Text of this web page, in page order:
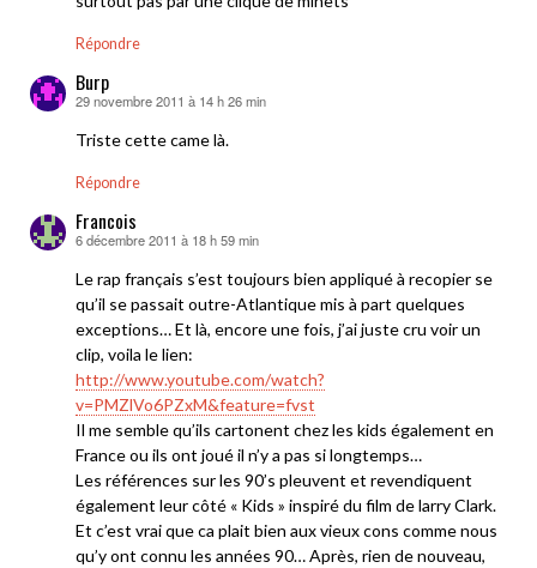
Répondre
Burp
dit :
29 novembre 2011 à 14 h 26 min
Triste cette came là.
Répondre
Francois
dit :
6 décembre 2011 à 18 h 59 min
Le rap français s’est toujours bien appliqué à recopier se
qu’il se passait outre-Atlantique mis à part quelques
exceptions… Et là, encore une fois, j’ai juste cru voir un
clip, voila le lien:
http://www.youtube.com/watch?
v=PMZlVo6PZxM&feature=fvst
Il me semble qu’ils cartonent chez les kids également en
France ou ils ont joué il n’y a pas si longtemps…
Les références sur les 90’s pleuvent et revendiquent
également leur côté « Kids » inspiré du film de larry Clark.
Et c’est vrai que ca plait bien aux vieux cons comme nous
qu’y ont connu les années 90… Après, rien de nouveau,